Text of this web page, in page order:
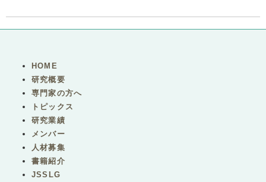
HOME
研究概要
専門家の方へ
トピックス
研究業績
メンバー
人材募集
書籍紹介
JSSLG